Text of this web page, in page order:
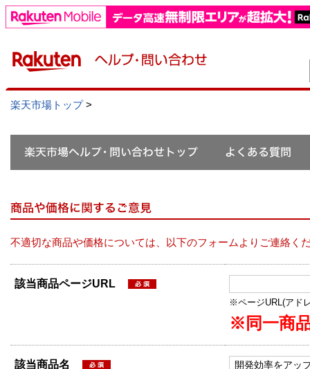
楽天市場トップ>
不適切な商品や価格については、以下のフォームよりご連絡く
該当商品ページURL
※ページURL(アド
※同一商
該当商品名